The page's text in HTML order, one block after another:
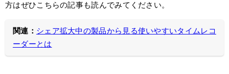
方はぜひこちらの記事も読んでみてください。
関連： シェア拡大中の製品から見る使いやすいタイムレコ
ーダーとは